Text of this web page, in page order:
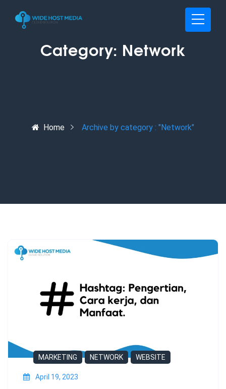
Category: Network
Home Archive by category : "Network"
MARKETING NETWORK WEBSITE
April 19, 2023